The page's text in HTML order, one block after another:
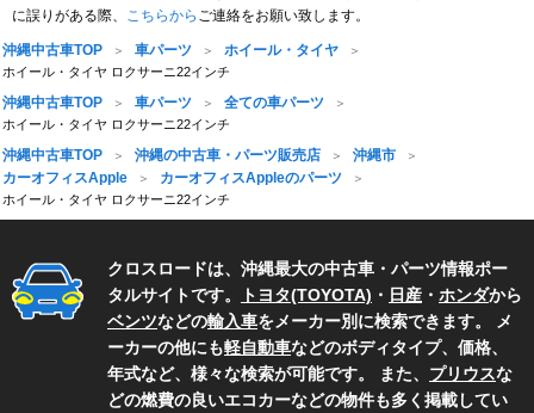
に誤りがある際、 こちらから ご連絡をお願い致します。
沖縄中古車TOP 車パーツ ホイール・タイヤ
ホイール・タイヤ ロクサーニ22インチ
沖縄中古車TOP 車パーツ 全ての車パーツ
ホイール・タイヤ ロクサーニ22インチ
沖縄中古車TOP 沖縄の中古車・パーツ販売店
沖縄市
カーオフィスApple
カーオフィスAppleのパーツ
ホイール・タイヤ ロクサーニ22インチ
クロスロードは、沖縄最大の中古車・パーツ情報ポー
タルサイトです。
トヨタ(TOYOTA) ・ 日産 ・ ホンダから
ベンツなどの輸入車をメーカー別に検索できます。 メ
ーカーの他にも軽自動車などのボディタイプ、価格、
年式など、様々な検索が可能です。 また、 プリウスな
どの燃費の良いエコカーなどの物件も多く掲載してい